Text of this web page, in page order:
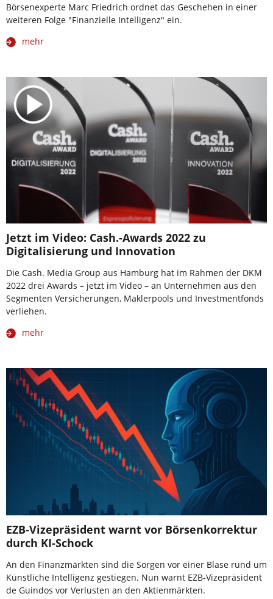
Börsenexperte Marc Friedrich ordnet das Geschehen in einer
weiteren Folge "Finanzielle Intelligenz" ein.
mehr
Jetzt im Video: Cash.-Awards 2022 zu
Digitalisierung und Innovation
Die Cash. Media Group aus Hamburg hat im Rahmen der DKM
2022 drei Awards – jetzt im Video – an Unternehmen aus den
Segmenten Versicherungen, Maklerpools und Investmentfonds
verliehen.
mehr
EZB-Vizepräsident warnt vor Börsenkorrektur
durch KI-Schock
An den Finanzmärkten sind die Sorgen vor einer Blase rund um
Künstliche Intelligenz gestiegen. Nun warnt EZB-Vizepräsident
de Guindos vor Verlusten an den Aktienmärkten.